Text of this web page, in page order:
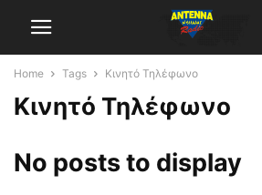
Home Tags Κινητό Τηλέφωνο
Κινητό Τηλέφωνο
No posts to display